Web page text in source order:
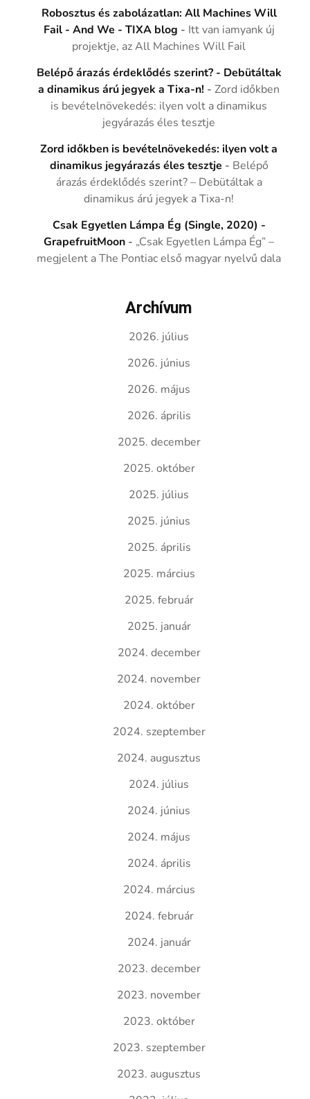
Robosztus és zabolázatlan: All Machines Will
Fail - And We - TIXA blog - Itt van iamyank új
projektje, az All Machines Will Fail
Belépő árazás érdeklődés szerint? - Debütáltak
a dinamikus árú jegyek a Tixa-n! -Zord időkben
is bevételnövekedés: ilyen volt a dinamikus
jegyárazás éles tesztje
Zord időkben is bevételnövekedés: ilyen volt a
dinamikus jegyárazás éles tesztje - Belépő
árazás érdeklődés szerint? – Debütáltak a
dinamikus árú jegyek a Tixa-n!
Csak Egyetlen Lámpa Ég (Single, 2020) -
GrapefruitMoon - „Csak Egyetlen Lámpa Ég” –
megjelent a The Pontiac első magyar nyelvű dala
Archívum
2026. július
2026. június
2026. május
2026. április
2025. december
2025. október
2025. július
2025. június
2025. április
2025. március
2025. február
2025. január
2024. december
2024. november
2024. október
2024. szeptember
2024. augusztus
2024. július
2024. június
2024. május
2024. április
2024. március
2024. február
2024. január
2023. december
2023. november
2023. október
2023. szeptember
2023. augusztus